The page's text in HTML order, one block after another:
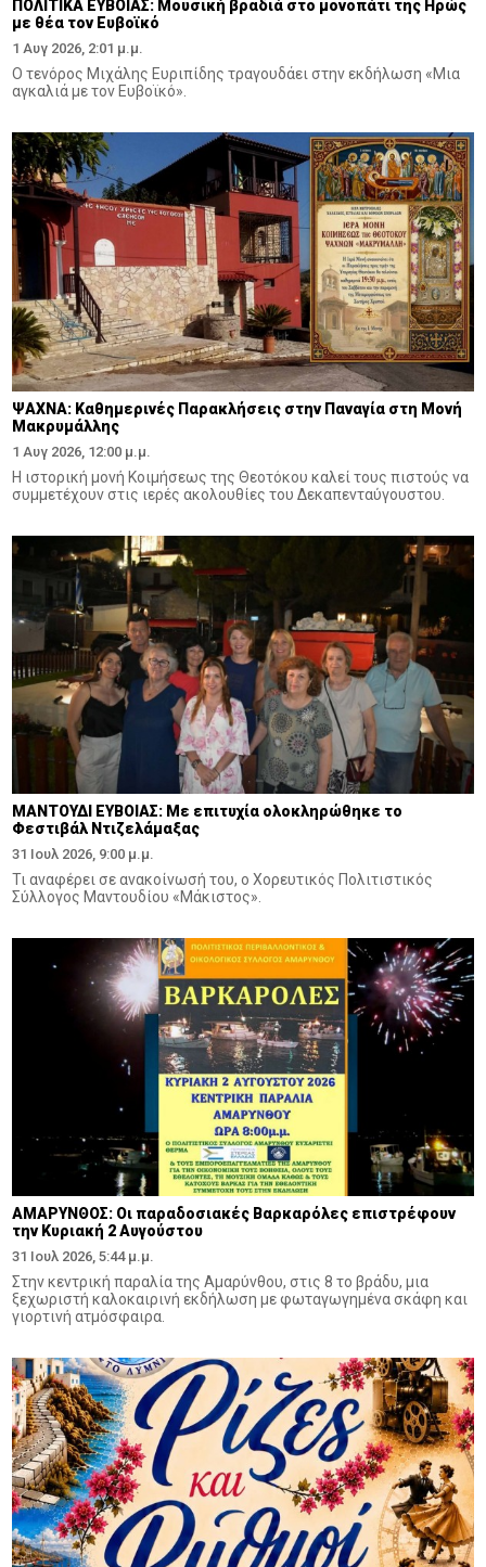
ΠΟΛΙΤΙΚΑ ΕΥΒΟΙΑΣ: Μουσική βραδιά στο μονοπάτι της Ηρώς
με θέα τον Ευβοϊκό
1 Αυγ 2026, 2:01 μ.μ.
Ο τενόρος Μιχάλης Ευριπίδης τραγουδάει στην εκδήλωση «Μια
αγκαλιά με τον Ευβοϊκό».
ΨΑΧΝΑ: Καθημερινές Παρακλήσεις στην Παναγία στη Μονή
Μακρυμάλλης
1 Αυγ 2026, 12:00 μ.μ.
Η ιστορική μονή Κοιμήσεως της Θεοτόκου καλεί τους πιστούς να
συμμετέχουν στις ιερές ακολουθίες του Δεκαπενταύγουστου.
ΜΑΝΤΟΥΔΙ ΕΥΒΟΙΑΣ: Με επιτυχία ολοκληρώθηκε το
Φεστιβάλ Ντιζελάμαξας
31 Ιουλ 2026, 9:00 μ.μ.
Τι αναφέρει σε ανακοίνωσή του, ο Χορευτικός Πολιτιστικός
Σύλλογος Μαντουδίου «Μάκιστος».
ΑΜΑΡΥΝΘΟΣ: Οι παραδοσιακές Βαρκαρόλες επιστρέφουν
την Κυριακή 2 Αυγούστου
31 Ιουλ 2026, 5:44 μ.μ.
Στην κεντρική παραλία της Αμαρύνθου, στις 8 το βράδυ, μια
ξεχωριστή καλοκαιρινή εκδήλωση με φωταγωγημένα σκάφη και
γιορτινή ατμόσφαιρα.